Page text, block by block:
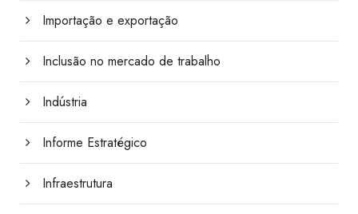
Importação e exportação
Inclusão no mercado de trabalho
Indústria
Informe Estratégico
Infraestrutura